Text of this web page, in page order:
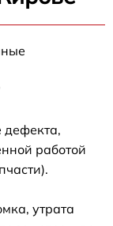
дефекта,
работой
утрата